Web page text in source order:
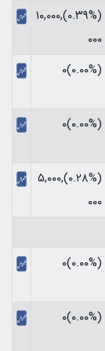
(‎۰.۳۹%‏)‎۱۰,۰۰۰,
۰۰۰‏
(۰.۰۰%)۰
(۰.۰۰%)۰
(‎۰.۲۸%‏)‎۵,۰۰۰,
۰۰۰‏
(۰.۰۰%)۰
(۰.۰۰%)۰